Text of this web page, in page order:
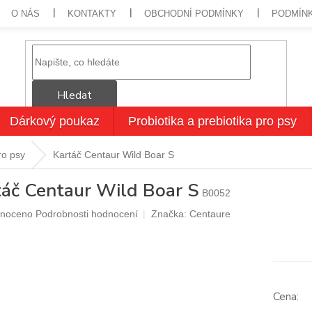
O NÁS KONTAKTY OBCHODNÍ PODMÍNKY
Hledat
Dárkový poukaz Probiotika a prebiotika pro psy
psy Kartáč Centaur Wild Boar S
Centaur Wild Boar S B0052
Podrobnosti hodnocení Značka: Centaure